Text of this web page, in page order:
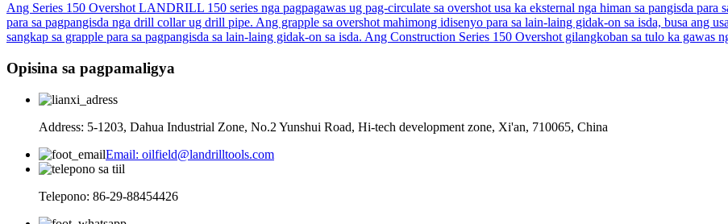
Ang Series 150 Overshot LANDRILL 150 series nga pagpagawas ug pag-circulate sa overshot usa ka eksternal nga himan sa pangisda para
para sa pagpangisda nga drill collar ug drill pipe. Ang grapple sa overshot mahimong idisenyo para sa lain-laing gidak-on sa isda, busa ang
sangkap sa grapple para sa pagpangisda sa lain-laing gidak-on sa isda. Ang Construction Series 150 Overshot gilangkoban sa tulo ka
Opisina sa pagpamaligya
Address: 5-1203, Dahua Industrial Zone, No.2 Yunshui Road, Hi-tech development zone, Xi'an, 710065, China
Email: oilfield@landrilltools.com
Telepono: 86-29-88454426